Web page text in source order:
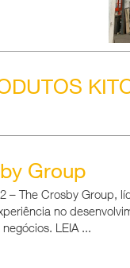
Group
– The Crosby Group,
no
LEIA ...